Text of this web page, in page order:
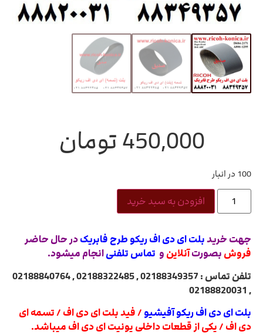
450,000تومان
100 در انبار
افزودن به سبد خرید
جهت خریدبلت ای دی اف ریکو طرح فابریکدر حال حاضر
فروش بصورتآنلاین و تماس تلفنیانجام میشود.
تلفن تماس : 02188349357 , 02188322485 , 02188840764
, 02188820031
بلت ای دی اف ریکو آفیشیو / فید بلت ای دی اف / تسمه ای
دی اف / یکی از قطعات داخلی یونیت ای دی اف میباشد.